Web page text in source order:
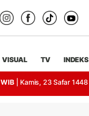
VISUAL TV INDEKS
| Kamis, 23 Safar 1448